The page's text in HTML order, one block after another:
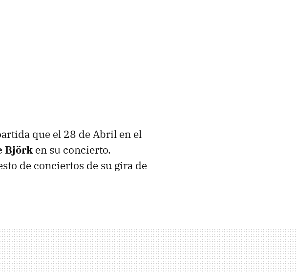
que el 28 de Abril en el
Björk en su concierto.
de conciertos de su gira de